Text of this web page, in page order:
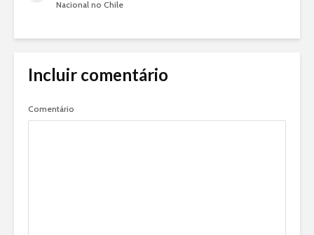
Nacional no Chile
Incluir comentário
Comentário